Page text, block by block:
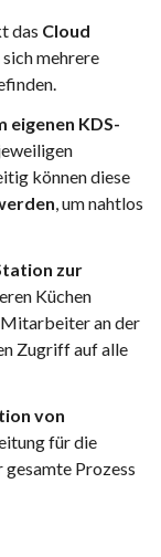
das Cloud
sich mehrere
eigenen KDS-
können diese
, um nahtlos
zur
Küchen
an der
Zugriff auf alle
von
für die
gesamte Prozess